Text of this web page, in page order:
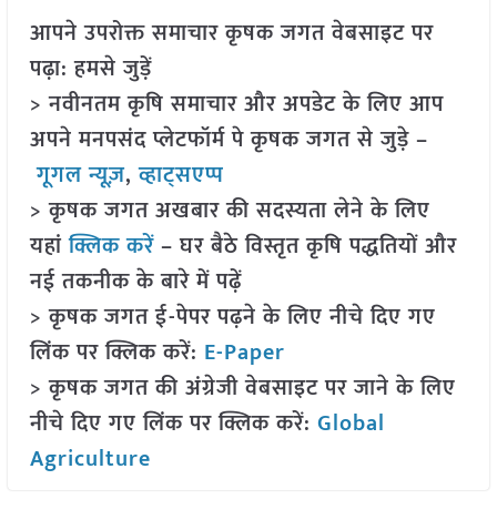
आपने उपरोक्त समाचार कृषक जगत वेबसाइट पर
पढ़ा: हमसे जुड़ें
> नवीनतम कृषि समाचार और अपडेट के लिए आप
अपने मनपसंद प्लेटफॉर्म पे कृषक जगत से जुड़े –
गूगल न्यूज़,व्हाट्सएप्प
> कृषक जगत अखबार की सदस्यता लेने के लिए
यहांक्लिक करें– घर बैठे विस्तृत कृषि पद्धतियों और
नई तकनीक के बारे में पढ़ें
> कृषक जगत ई-पेपर पढ़ने के लिए नीचे दिए गए
लिंक पर क्लिक करें: E-Paper
> कृषक जगत की अंग्रेजी वेबसाइट पर जाने के लिए
नीचे दिए गए लिंक पर क्लिक करें: Global
Agriculture